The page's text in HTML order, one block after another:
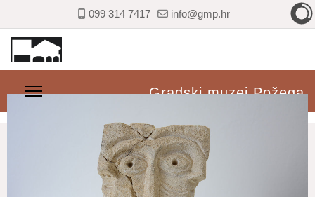
099 314 7417 info@gmp.hr
Gradski muzej Požega